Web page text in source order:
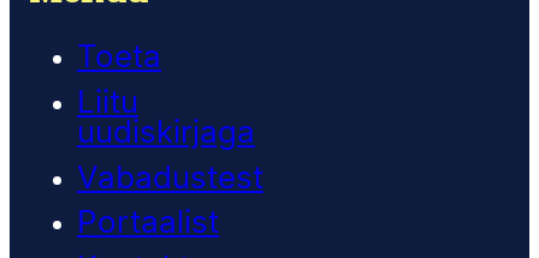
Toeta
Liitu
uudiskirjaga
Vabadustest
Portaalist